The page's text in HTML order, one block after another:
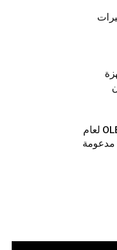
تلفزيونات وشاشات سامسونج OLED لعام
مدعومة